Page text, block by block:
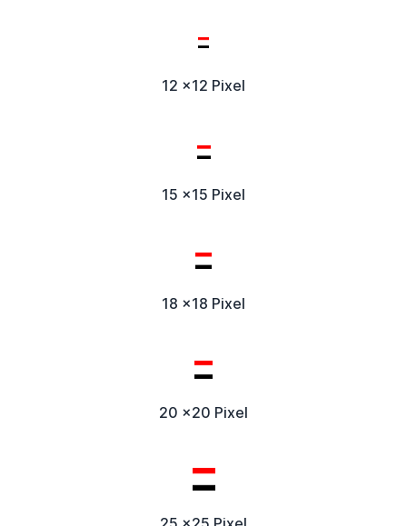
12 x12 Pixel
15 x15 Pixel
18 x18 Pixel
20 x20 Pixel